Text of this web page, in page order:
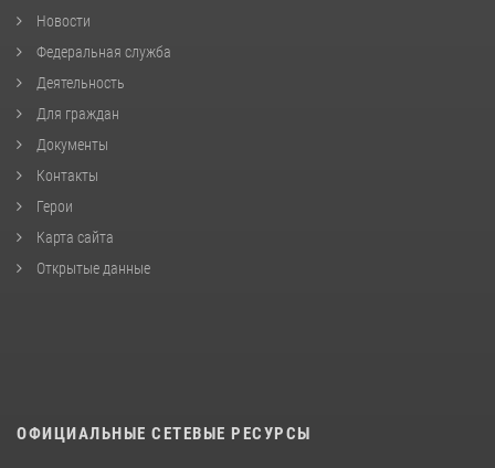
Новости
Федеральная служба
Деятельность
Для граждан
Документы
Контакты
Герои
Карта сайта
Открытые данные
ОФИЦИАЛЬНЫЕ СЕТЕВЫЕ РЕСУРСЫ